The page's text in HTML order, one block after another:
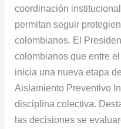
coordinación
permitan seguir
colombianos. El
colombianos que entre
inicia una nueva etapa
Aislamiento Preventivo
disciplina colectiva.
las decisiones se
31
de
agosto